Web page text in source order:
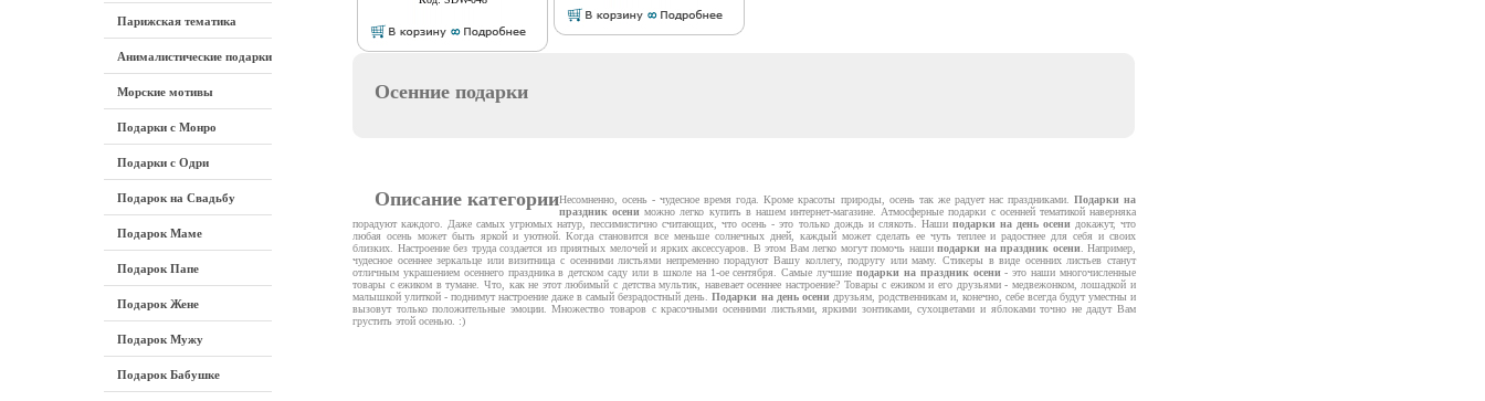
Парижская тематика
Анималистические подарки
Морские мотивы
Подарки с Монро
Подарки с Одри
Подарок на Свадьбу
Подарок Маме
Подарок Папе
Подарок Жене
Подарок Мужу
Подарок Бабушке
Осенние подарки
Описание категорииНесомненно, осень - чудесное время года. Кроме красоты природы, осень так же радует нас праздниками. Подарки на
праздник осени можно легко купить в нашем интернет-магазине. Атмосферные подарки с осенней тематикой наверняка
порадуют каждого. Даже самых угрюмых натур, пессимистично считающих, что осень - это только дождь и слякоть. Наши подарки на день осенидокажут, что
любая осень может быть яркой и уютной. Когда становится все меньше солнечных дней, каждый может сделать ее чуть теплее и радостнее для себя и своих
близких. Настроение без труда создается из приятных мелочей и ярких аксессуаров. В этом Вам легко могут помочь наши подарки на праздник осени. Например,
чудесное осеннее зеркальце или визитница с осенними листьями непременно порадуют Вашу коллегу, подругу или маму. Стикеры в виде осенних листьев станут
отличным украшением осеннего праздника в детском саду или в школе на 1-ое сентября. Самые лучшие подарки на праздник осени- это наши многочисленные
товары с ежиком в тумане. Что, как не этот любимый с детства мультик, навевает осеннее настроение? Товары с ежиком и его друзьями - медвежонком, лошадкой и
малышкой улиткой - поднимут настроение даже в самый безрадостный день.Подарки на день осенидрузьям, родственникам и, конечно, себе всегда будут уместны и
вызовут только положительные эмоции. Множество товаров с красочными осенними листьями, яркими зонтиками, сухоцветами и яблоками точно не дадут Вам
грустить этой осенью. :)